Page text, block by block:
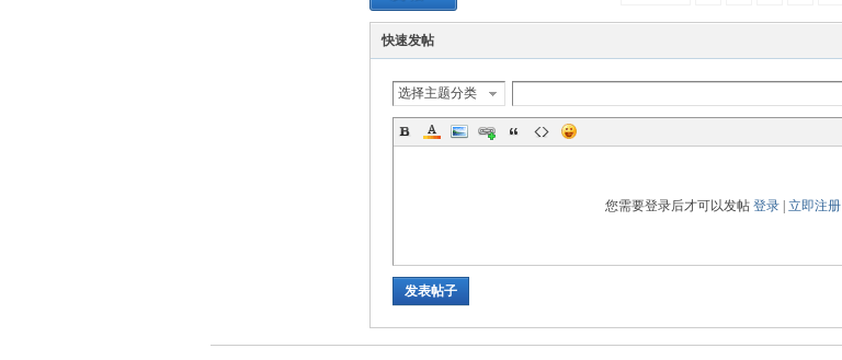
快速发帖
选择主题分类
您需要登录后才可以发帖 登录 立即注册
发表帖子